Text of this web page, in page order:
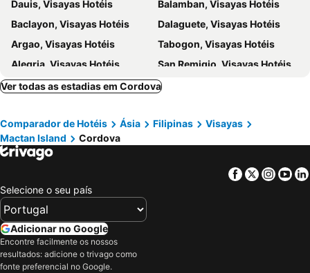
Dynasty Tourist Inn
Staycity Serviced Apartment
Zerenity Hotel & Suites
Main Hotel & Suites
Aozora Seaside Mactan
Dauis, Visayas Hotéis
Balamban, Visayas Hotéis
Baclayon, Visayas Hotéis
Dalaguete, Visayas Hotéis
Argao, Visayas Hotéis
Tabogon, Visayas Hotéis
Alegria, Visayas Hotéis
San Remigio, Visayas Hotéis
Iloilo City, Visayas Hotéis
Bacolod City, Visayas Hotéis
El Nido, Visayas Hotéis
Manila, Luzon Hotéis
Coron, Visayas Hotéis
Balabag, Visayas Hotéis
Panglao, Visayas Hotéis
Lapu-Lapu, Visayas Hotéis
General Luna, Mindanau Hotéis
Malay, Visayas Hotéis
Ver todas as estadias em Cordova
Comparador de Hotéis Ásia Filipinas
Visayas
Mactan Island
Cordova
Facebook
Twitter
Selecione o seu país
Adicionar no Google
Encontre facilmente os nossos
resultados: adicione o trivago como
fonte preferencial no Google.